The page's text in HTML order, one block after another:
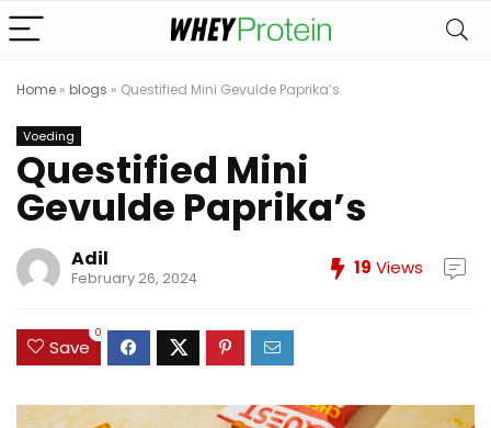
Home » blogs » Questified Mini Gevulde Paprika’s
Voeding
Questified Mini
Gevulde Paprika’s
Adil
February 26, 2024 19 Views
Save
0